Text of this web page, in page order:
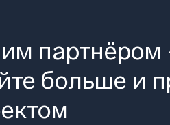
больше и